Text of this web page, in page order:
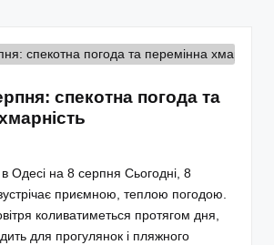
спекотна погода та
Одесі на 8 серпня Сьогодні, 8
приємною, теплою погодою.
коливатиметься протягом дня,
для прогулянок і пляжного